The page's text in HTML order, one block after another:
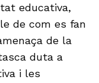
educativa,
de com es fan
de la
duta a
i les